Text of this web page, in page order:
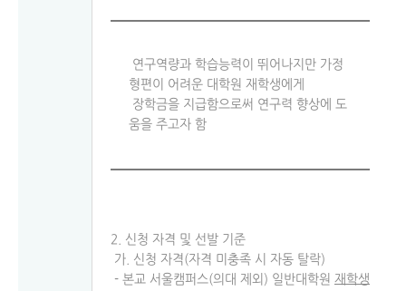
연구역량과 학습능력이 뛰어나지만 가정
형편이 어려운 대학원 재학생에게
장학금을 지급함으로써 연구력 향상에 도
움을 주고자 함
2. 신청 자격 및 선발 기준
가. 신청 자격(자격 미충족 시 자동 탈락)
- 본교 서울캠퍼스(의대 제외) 일반대학원 재학생